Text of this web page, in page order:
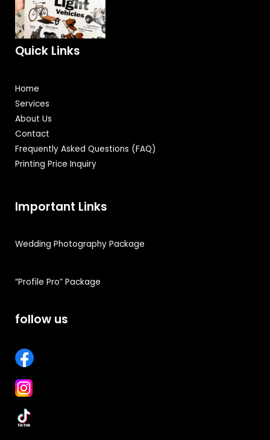
Quick Links
Home
Services
About Us
Contact
Frequently Asked Questions (FAQ)
Printing Price Inquiry
Important Links
Wedding Photography Package
“Profile Pro” Package
follow us